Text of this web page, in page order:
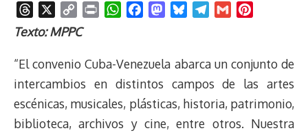
h
e
d
s
o
y
i
n
k
n
W
t
s
A
p
p
e
o
o
k
M
t
o
n
e
k
y
e
r
a
m
i
t
r
e
s
Texto: MPPC
“El convenio Cuba-Venezuela abarca un conjunto de
intercambios en distintos campos de las artes
escénicas, musicales, plásticas, historia, patrimonio,
biblioteca, archivos y cine, entre otros. Nuestra